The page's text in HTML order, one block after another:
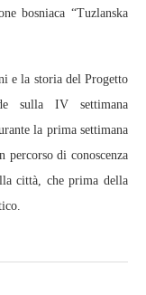
bosniaca “Tuzlanska
e la storia del Progetto
sulla IV settimana
la prima settimana
di conoscenza
città, che prima della